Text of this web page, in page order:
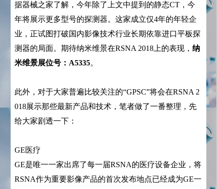
据器械之家了解，今年除了上文中提到的静态CT，今
年将展示更多型号的探测器。这家成立仅4年的年轻企
业，正试图打破国内影像技术行业长期依靠进口平板探
测器的局面。期待纳米维景在RSNA 2018上的表现，纳
米维景展位号：A5335。
此外，对于大家普遍比较关注的“GPSC”将会在RSNA 2
018展示那些最新产品和技术，笔者做了一番整理，先
给大家剧透一下：
GE医疗
GE是唯一一家出席了每一届RSNA的医疗设备企业，将
RSNA作为重要影像产品的首次发布地点已经成为GE一